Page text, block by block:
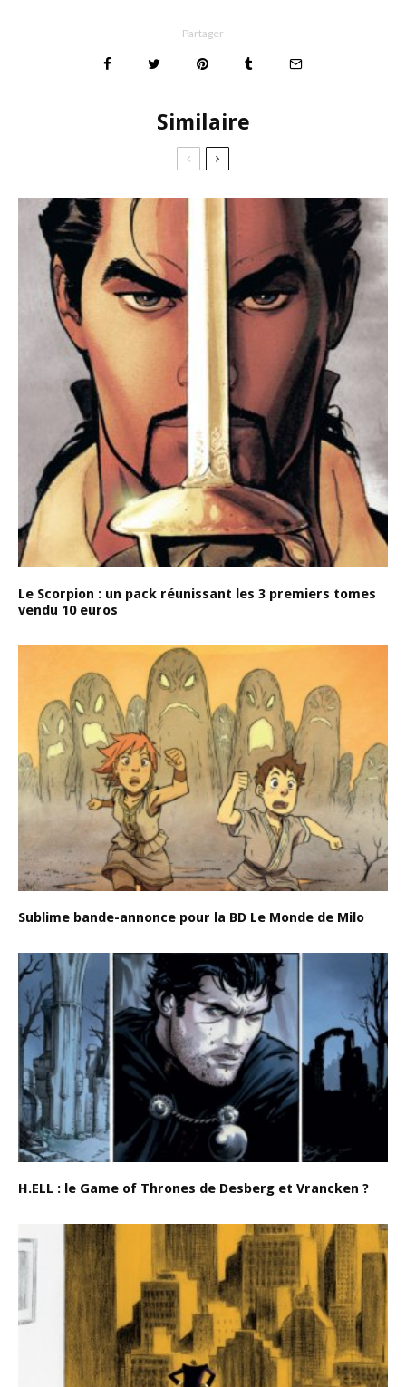
Partager
Similaire
Le Scorpion : un pack réunissant les 3 premiers tomes
vendu 10 euros
Sublime bande-annonce pour la BD Le Monde de Milo
H.ELL : le Game of Thrones de Desberg et Vrancken ?